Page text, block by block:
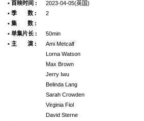
• 首映时间 :
2023-04-05(英国)
• 季 数 :
2
• 集 数 :
• 单集片长 :
50min
• 主 演 :
Ami Metcalf
Lorna Watson
Max Brown
Jerry Iwu
Belinda Lang
Sarah Crowden
Virginia Fiol
David Sterne